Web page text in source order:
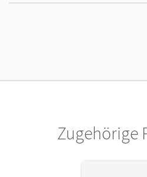
Zugehörige